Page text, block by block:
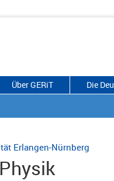
Über GERiT Die
Erlangen-Nürnberg